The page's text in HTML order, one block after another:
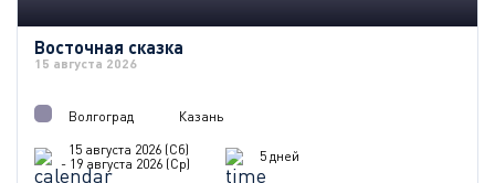
Восточная сказка
15 августа 2026
Волгоград
Казань
15 августа 2026 (Сб)
- 19 августа 2026 (Ср)
5 дней